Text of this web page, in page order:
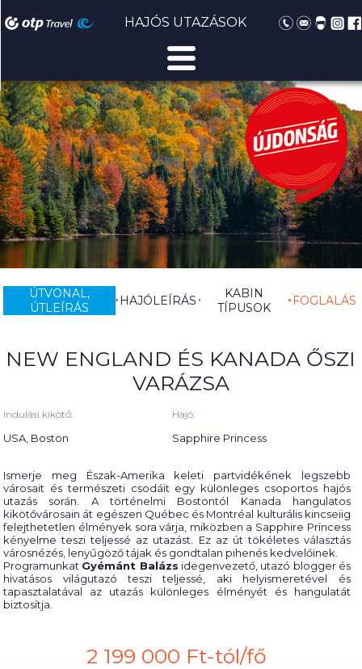
HAJÓS UTAZÁSOK
ÚTVONAL,
ÚTLEÍRÁS
HAJÓLEÍRÁS
KABIN
TÍPUSOK
FOGLALÁS
NEW ENGLAND ÉS KANADA ŐSZI
VARÁZSA
Indulási kikötő:
USA, Boston
Hajó:
Sapphire Princess
Ismerje meg Észak-Amerika keleti partvidékének legszebb
városait és természeti csodáit egy különleges csoportos hajós
utazás során. A történelmi Bostontól Kanada hangulatos
kikötővárosain át egészen Québec és Montréal kulturális kincseiig
felejthetetlen élmények sora várja, miközben a Sapphire Princess
kényelme teszi teljessé az utazást. Ez az út tökéletes választás
városnézés, lenyűgöző tájak és gondtalan pihenés kedvelőinek.
Programunkat Gyémánt Balázs idegenvezető, utazó blogger és
hivatásos világutazó teszi teljessé, aki helyismeretével és
tapasztalatával az utazás különleges élményét és hangulatát
biztosítja.
2 199 000 Ft-tól/fő